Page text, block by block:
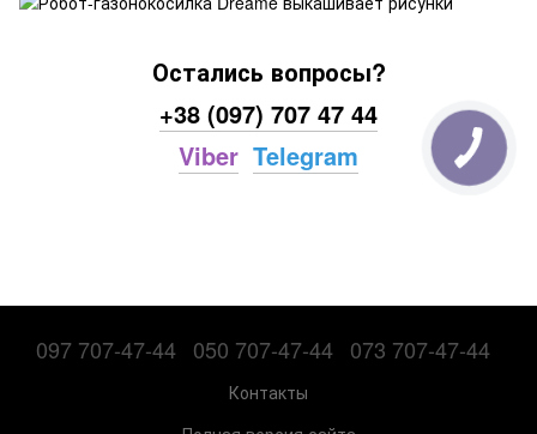
Остались вопросы?
+38 (097) 707 47 44
Viber Telegram
097 707-47-44 050 707-47-44 073 707-47-44
Контакты